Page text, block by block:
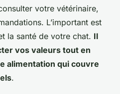
votre vétérinaire,
L’important est
la santé de votre chat. Il
vos valeurs tout en
alimentation qui couvre
.